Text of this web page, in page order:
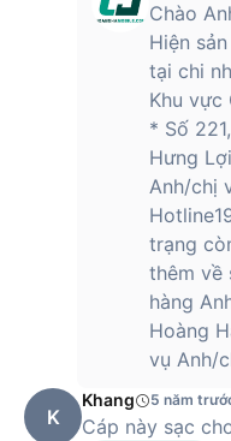
Chào
Hiện
tại chi
Khu vực
* Số
Hưng
Anh/chị
trạng
thêm về
hàng
Hoàng
vụ Anh/
K
Khang 5 năm
Cáp này sạc